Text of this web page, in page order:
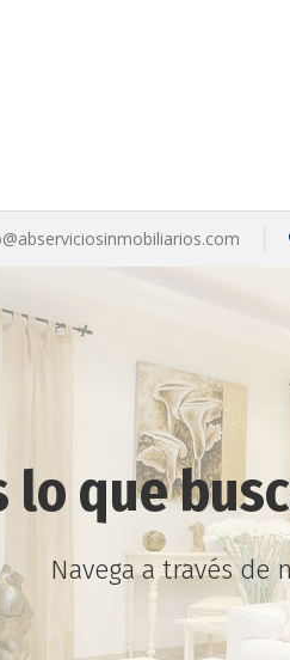
lo que
Navega a través de